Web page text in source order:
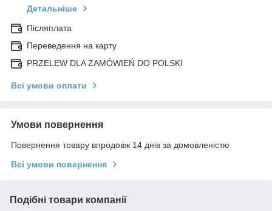
Детальніше
Післяплата
Переведення на карту
PRZELEW DLA ZAMÓWIEŃ DO POLSKI
Всі умови оплати
Умови повернення
Повернення товару впродовж 14 днів за домовленістю
Всі умови повернення
Подібні товари компанії